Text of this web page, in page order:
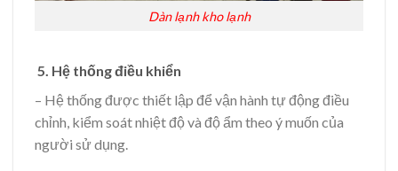
Dàn lạnh kho lạnh
5. Hệ thống điều khiển
– Hệ thống được thiết lập để vận hành tự động điều
chỉnh, kiểm soát nhiệt độ và độ ẩm theo ý muốn của
người sử dụng.